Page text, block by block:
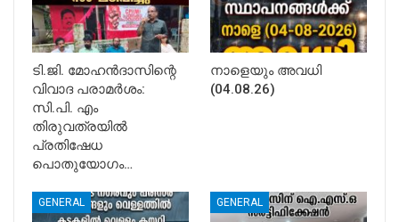
ടി.ജി. മോഹൻദാസിന്റെ
വിവാദ പരാമർശം:
സി.പി. എം
തിരുവത്രയിൽ
പ്രതിഷേധ
പൊതുയോഗം…
നാളെയും അവധി
(04.08.26)
GENERAL GENERAL